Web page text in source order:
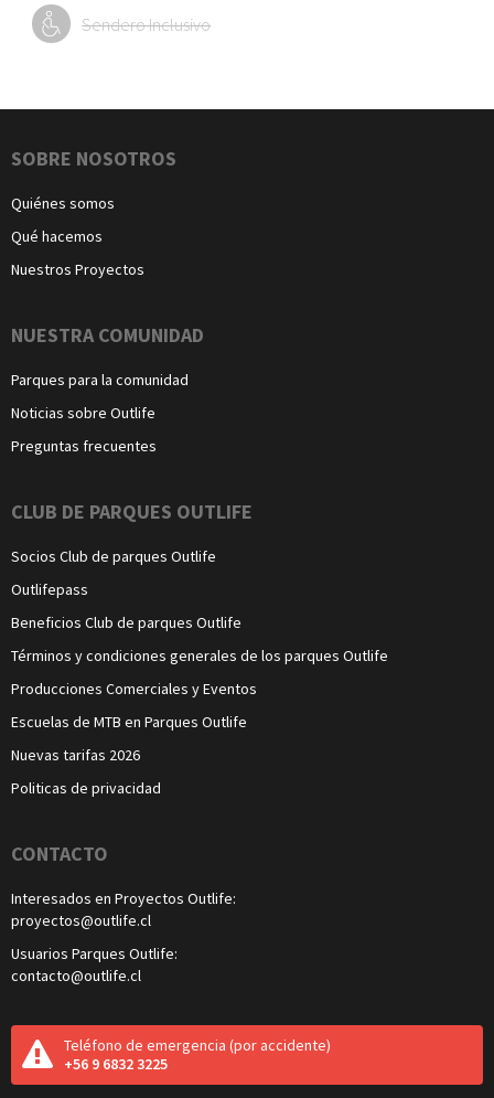
Sendero Inclusivo
Navegación
SOBRE NOSOTROS
Quiénes somos
Qué hacemos
Nuestros Proyectos
NUESTRA COMUNIDAD
Parques para la comunidad
Noticias sobre Outlife
Preguntas frecuentes
CLUB DE PARQUES OUTLIFE
Socios Club de parques Outlife
Outlifepass
Beneficios Club de parques Outlife
Términos y condiciones generales de los parques Outlife
Producciones Comerciales y Eventos
Escuelas de MTB en Parques Outlife
Nuevas tarifas 2026
Politicas de privacidad
CONTACTO
Interesados en Proyectos Outlife:
proyectos@outlife.cl
Usuarios Parques Outlife:
contacto@outlife.cl
Teléfono de emergencia (por accidente)
+56 9 6832 3225